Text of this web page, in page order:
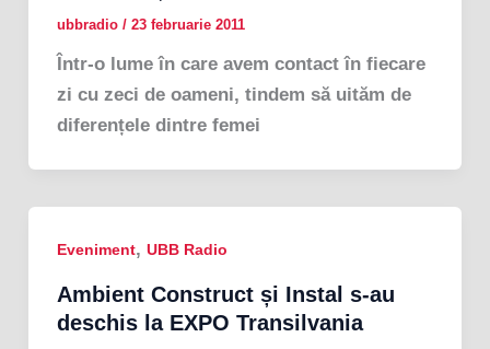
ubbradio / 23 februarie 2011
Într-o lume în care avem contact în fiecare
zi cu zeci de oameni, tindem să uităm de
diferențele dintre femei
Eveniment, UBB Radio
Ambient Construct și Instal s-au
deschis la EXPO Transilvania